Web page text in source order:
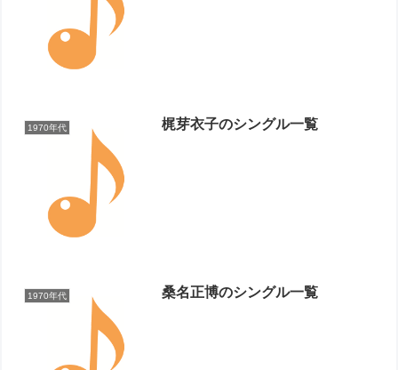
1970年代 梶芽衣子のシングル一覧
1970年代 桑名正博のシングル一覧